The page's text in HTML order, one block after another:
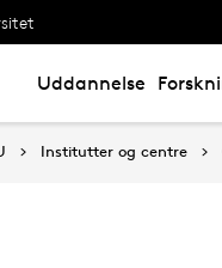
Uddannelse
Institutter og centre